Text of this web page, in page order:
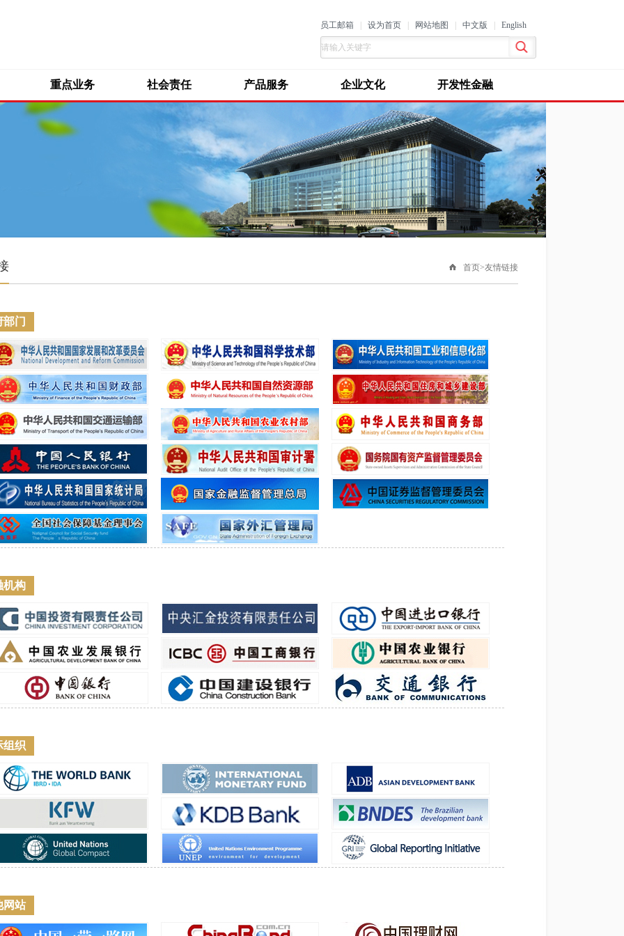
员工邮箱 设为首页 网站地图 中文版 English
重点业务 社会责任 产品服务 企业文化 开发性金融
首页>友情链接
部门
机构
组织
网站